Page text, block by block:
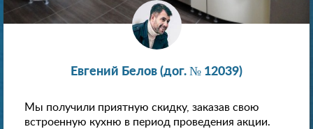
Евгений Белов (дог. № 12039)
Мы получили приятную скидку, заказав свою
встроенную кухню в период проведения акции.